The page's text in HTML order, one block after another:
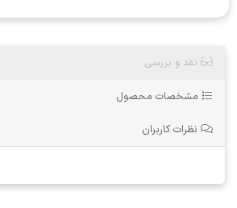
نقد و بررسی
مشخصات محصول
نظرات کاربران